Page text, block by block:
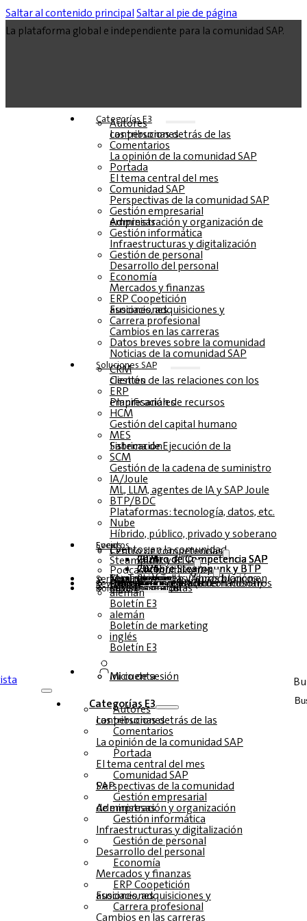
Saltar al contenido principalSaltar al pie de página
La plataforma global e independiente para la comunidad SAP.
Categorías E3
Autores
Las personas detrás de las contribuciones
Comentarios
La opinión de la comunidad SAP
Portada
El tema central del mes
Comunidad SAP
Perspectivas de la comunidad SAP
Gestión empresarial
Administración y organización de empresas
Gestión informática
Infraestructuras y digitalización
Gestión de personal
Desarrollo del personal
Economía
Mercados y finanzas
ERP Coopetición
Fusiones, adquisiciones y asociaciones
Carrera profesional
Cambios en las carreras
Datos breves sobre la comunidad
Noticias de la comunidad SAP
Soluciones‎‎ SAP
CRM
Gestión de las relaciones con los clientes
ERP
Planificación de recursos empresariales
HCM
Gestión del capital humano
MES
Sistema de Ejecución de la Fabricación
SCM
Gestión de la cadena de suministro
IA/Joule
ML, LLM, agentes de IA y SAP Joule
BTP/BDC
Plataformas: tecnología, datos, etc.
Nube
Híbrido, público, privado y soberano
Socios
Eventos
Eventos en la comunidad
Centro de competencias
Centro de Competencia SAP 2026
Centro de Competencia SAP 2025
Centro de Competencia SAP 2024
Centro de Competencia SAP 2023
Steampunk y BTP
Cumbre Steampunk y BTP 2026
Cumbre Steampunk y BTP 2025,
Cumbre Steampunk y BTP 2024
Podcasts multilingües
alemán
inglés
español
francés
Mesas redondas (reproducción en YouTube)
Seminarios web y libros blancos
Servicio
Formularios
Póngase en contacto con nosotros
Datos de los medios de comunicación DACH
Dossier de prensa (Internacional)
Revistasuscríbase aquí
para abonados
Revistas gratuitas
Boletínalemán
Boletín E3
alemán
Boletín de marketing
inglés
Boletín E3
Inicio de sesión
Mi cuenta
Categorías E3
Autores
Las personas detrás de las contribuciones
Comentarios
La opinión de la comunidad SAP
Portada
El tema central del mes
Comunidad SAP
Perspectivas de la comunidad SAP
Gestión empresarial
Administración y organización de empresas
Gestión informática
Infraestructuras y digitalización
Gestión de personal
Desarrollo del personal
Economía
Mercados y finanzas
ERP Coopetición
Fusiones, adquisiciones y asociaciones
Carrera profesional
Cambios en las carreras